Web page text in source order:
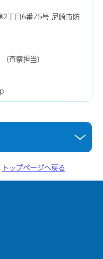
丁目6番75号 尼崎市防
査察担当）
トップページへ戻る